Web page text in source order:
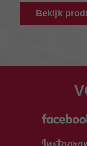
Bekijk